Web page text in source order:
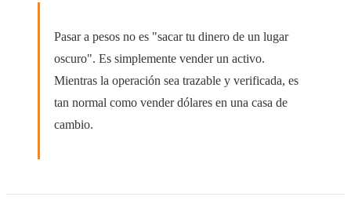
Pasar a pesos no es "sacar tu dinero de un lugar
oscuro". Es simplemente vender un activo.
Mientras la operación sea trazable y verificada, es
tan normal como vender dólares en una casa de
cambio.